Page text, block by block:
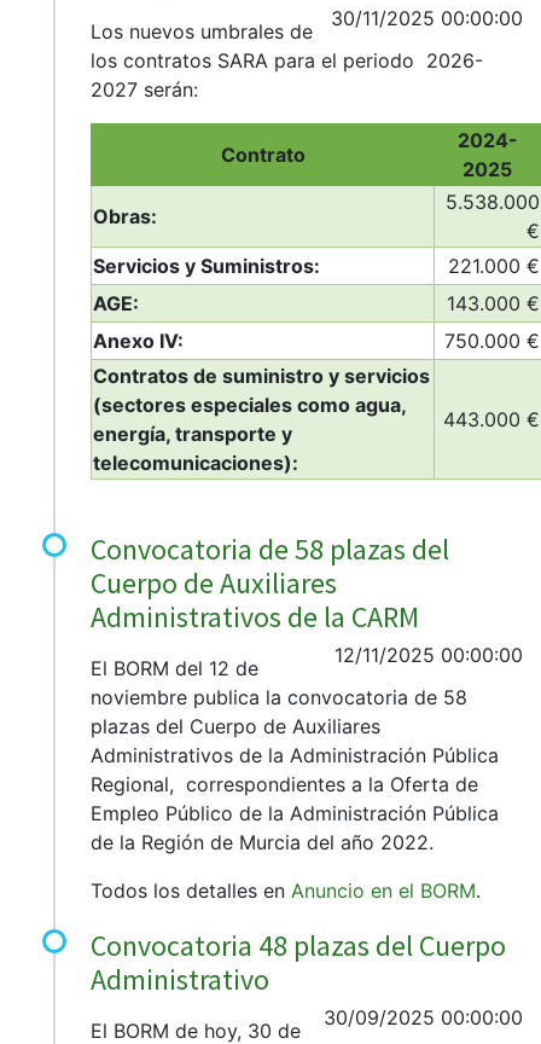
30/11/2025 00:00:00
Los nuevos umbrales de
los contratos SARA para el periodo 2026-
2027 serán:
Contrato
2024-
2025
Obras:
5.538.000
€
Servicios y Suministros:
221.000 €
AGE:
143.000 €
Anexo IV:
750.000 €
Contratos de suministro y servicios
(sectores especiales como agua,
energía, transporte y
telecomunicaciones):
443.000 €
Convocatoria de 58 plazas del
Cuerpo de Auxiliares
Administrativos de la CARM
12/11/2025 00:00:00
El BORM del 12 de
noviembre publica la convocatoria de 58
plazas del Cuerpo de Auxiliares
Administrativos de la Administración Pública
Regional, correspondientes a la Oferta de
Empleo Público de la Administración Pública
de la Región de Murcia del año 2022.
Todos los detalles en Anuncio en el BORM.
Convocatoria 48 plazas del Cuerpo
Administrativo
30/09/2025 00:00:00
El BORM de hoy, 30 de